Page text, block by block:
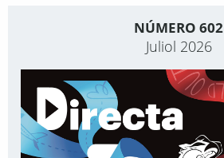
NÚMERO 602
Juliol 2026